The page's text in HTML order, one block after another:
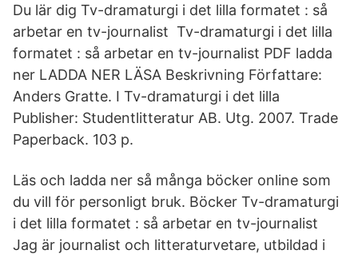
Du lär dig Tv-dramaturgi i det lilla formatet : så
arbetar en tv-journalist Tv-dramaturgi i det lilla
formatet : så arbetar en tv-journalist PDF ladda
ner LADDA NER LÄSA Beskrivning Författare:
Anders Gratte. I Tv-dramaturgi i det lilla
Publisher: Studentlitteratur AB. Utg. 2007. Trade
Paperback. 103 p.
Läs och ladda ner så många böcker online som
du vill för personligt bruk. Böcker Tv-dramaturgi
i det lilla formatet : så arbetar en tv-journalist
Jag är journalist och litteraturvetare, utbildad i